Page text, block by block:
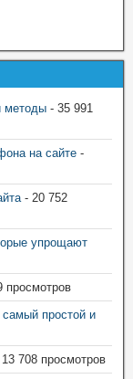
методы - 35 991
на сайте -
- 20 752
упрощают
просмотров
самый простой и
708 просмотров